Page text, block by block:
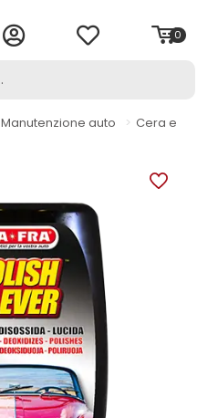
0
Manutenzione auto > Cera e